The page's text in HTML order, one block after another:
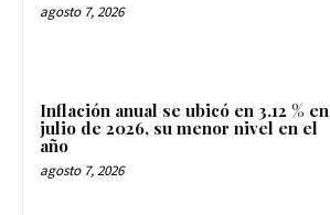
agosto 7, 2026
Inflación anual se ubicó en 3.12 % en
julio de 2026, su menor nivel en el
año
agosto 7, 2026